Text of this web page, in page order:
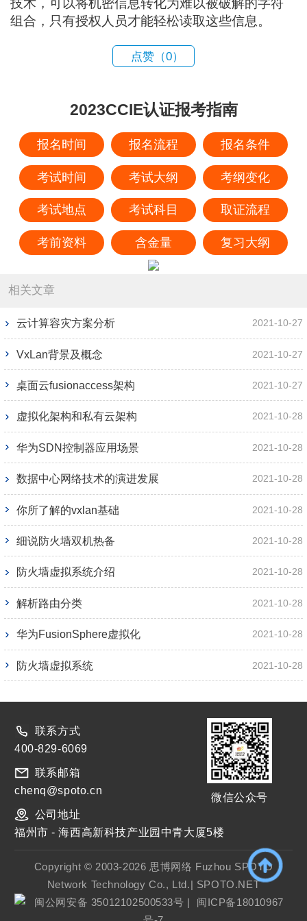
技术，可以将机密信息转化为难以被破解的字符
组合，只有授权人员才能轻松读取这些信息。
点赞（0）
2023CCIE认证报考指南
报名时间 报名流程 报名条件
考试时间 考试大纲 考纲变化
考试地点 考试科目 取证流程
考前资料 含金量 复习大纲
相关文章
云计算容灾方案分析 2021-10-27
VxLan背景及概念 2021-10-27
桌面云fusionaccess架构 2021-10-27
虚拟化架构和私有云架构 2021-10-28
华为SDN控制器应用场景 2021-10-28
数据中心网络技术的演进发展 2021-10-28
你所了解的vxlan基础 2021-10-28
细说防火墙双机热备 2021-10-28
防火墙虚拟系统介绍 2021-10-28
解析路由分类 2021-10-28
华为FusionSphere虚拟化 2021-10-28
防火墙虚拟系统 2021-10-28
联系方式
400-829-6069
联系邮箱
chenq@spoto.cn
公司地址
微信公众号
福州市 - 海西高新科技产业园中青大厦5楼
Copyright © 2003-2026 思博网络 Fuzhou SPOTO
Network Technology Co., Ltd.| SPOTO.NET
闽公网安备 35012102500533号
闽ICP备18010967